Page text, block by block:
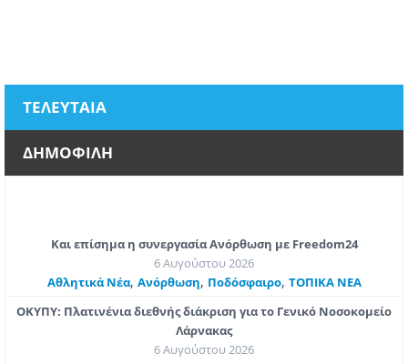
ΤΕΛΕΥΤΑΙΑ
ΔΗΜΟΦΙΛΗ
Και επίσημα η συνεργασία Ανόρθωση με Freedom24
6 Αυγούστου 2026
Αθλητικά Νέα, Ανόρθωση, Ποδόσφαιρο, ΤΟΠΙΚΑ ΝΕΑ
ΟΚΥΠΥ: Πλατινένια διεθνής διάκριση για το Γενικό Νοσοκομείο
Λάρνακας
6 Αυγούστου 2026